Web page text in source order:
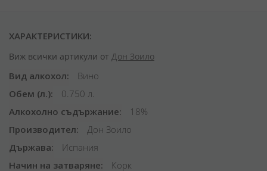
ХАРАКТЕРИСТИКИ:
Виж всички артикули от Дон Зоило
Вид алкохол
Вино
Обем (л.)
0.750 л.
Алкохолно съдържание
18%
Производител
Дон Зоило
Държава
Испания
Начин на затваряне
Корк